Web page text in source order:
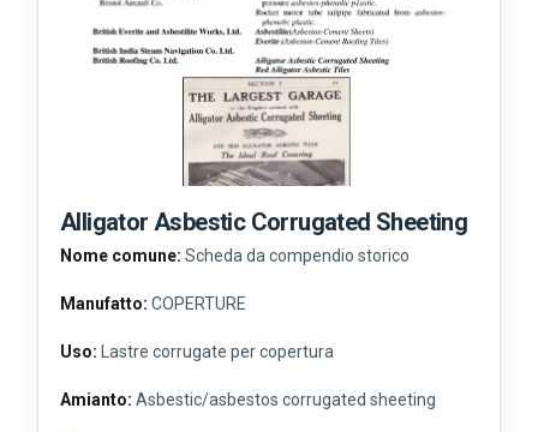
Alligator Asbestic Corrugated Sheeting
Nome comune: Scheda da compendio storico
Manufatto: COPERTURE
Uso: Lastre corrugate per copertura
Amianto: Asbestic/asbestos corrugated sheeting